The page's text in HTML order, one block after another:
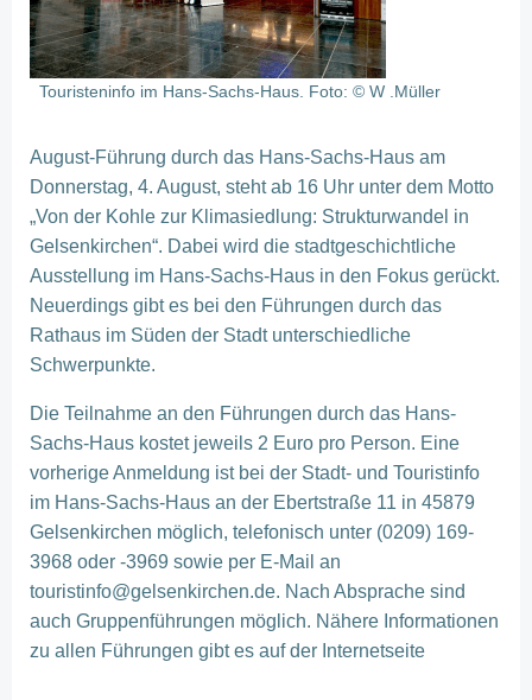
Touristeninfo im Hans-Sachs-Haus. Foto: © W .Müller
August-Führung durch das Hans-Sachs-Haus am
Donnerstag, 4. August, steht ab 16 Uhr unter dem Motto
„Von der Kohle zur Klimasiedlung: Strukturwandel in
Gelsenkirchen“. Dabei wird die stadtgeschichtliche
Ausstellung im Hans-Sachs-Haus in den Fokus gerückt.
Neuerdings gibt es bei den Führungen durch das
Rathaus im Süden der Stadt unterschiedliche
Schwerpunkte.
Die Teilnahme an den Führungen durch das Hans-
Sachs-Haus kostet jeweils 2 Euro pro Person. Eine
vorherige Anmeldung ist bei der Stadt- und Touristinfo
im Hans-Sachs-Haus an der Ebertstraße 11 in 45879
Gelsenkirchen möglich, telefonisch unter (0209) 169-
3968 oder -3969 sowie per E-Mail an
touristinfo@gelsenkirchen.de. Nach Absprache sind
auch Gruppenführungen möglich. Nähere Informationen
zu allen Führungen gibt es auf der Internetseite